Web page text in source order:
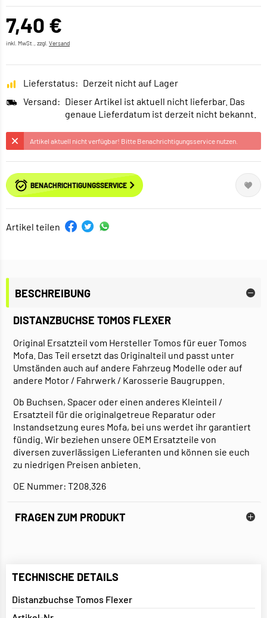
7,40 €
inkl. MwSt., zzgl. Versand
Lieferstatus: Derzeit nicht auf Lager
Versand: Dieser Artikel ist aktuell nicht lieferbar. Das
genaue Lieferdatum ist derzeit nicht bekannt.
Artikel aktuell nicht verfügbar! Bitte Benachrichtigungsservice nutzen.
BENACHRICHTIGUNGSSERVICE
Artikel teilen
BESCHREIBUNG
DISTANZBUCHSE TOMOS FLEXER
Original Ersatzteil vom Hersteller Tomos für euer Tomos
Mofa. Das Teil ersetzt das Originalteil und passt unter
Umständen auch auf andere Fahrzeug Modelle oder auf
andere Motor / Fahrwerk / Karosserie Baugruppen.
Ob Buchsen, Spacer oder einen anderes Kleinteil /
Ersatzteil für die originalgetreue Reparatur oder
Instandsetzung eures Mofa, bei uns werdet ihr garantiert
fündig. Wir beziehen unsere OEM Ersatzteile von
diversen zuverlässigen Lieferanten und können sie euch
zu niedrigen Preisen anbieten.
OE Nummer: T208.326
FRAGEN ZUM PRODUKT
TECHNISCHE DETAILS
Distanzbuchse Tomos Flexer